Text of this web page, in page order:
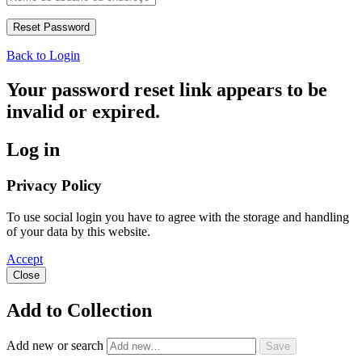
Back to Login
Your password reset link appears to be
invalid or expired.
Log in
Privacy Policy
To use social login you have to agree with the storage and handling
of your data by this website.
Accept
Close
Add to Collection
Add new or search